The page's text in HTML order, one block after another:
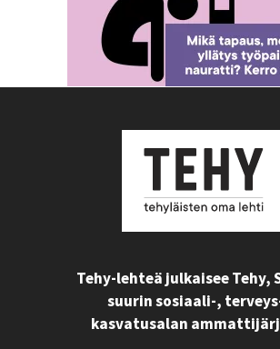
Tehy-lehteä julkaisee Tehy,
suurin sosiaali-,
kasvatusalan